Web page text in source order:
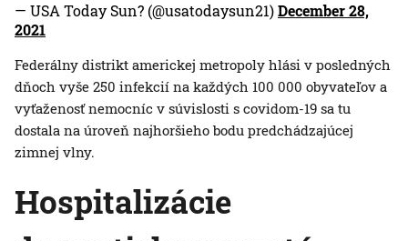
— USA Today Sun?️ (@usatodaysun21)December 28,
2021
Federálny distrikt americkej metropoly hlási v posledných
dňoch vyše 250 infekcií na každých 100 000 obyvateľov a
vyťaženosť nemocníc v súvislosti s covidom-19 sa tu
dostala na úroveň najhoršieho bodu predchádzajúcej
zimnej vlny.
Hospitalizácie